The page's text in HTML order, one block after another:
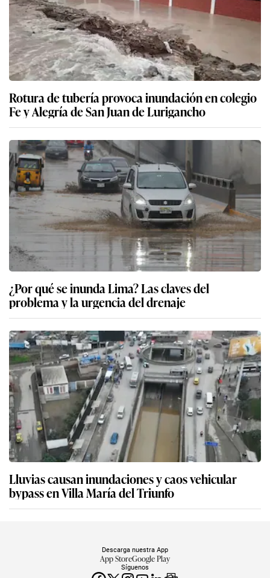
Rotura de tubería provoca inundación en colegio
Fe y Alegría de San Juan de Lurigancho
¿Por qué se inunda Lima? Las claves del
problema y la urgencia del drenaje
Lluvias causan inundaciones y caos vehicular
bypass en Villa María del Triunfo
Síguenos
Descarga nuestra App
App StoreGoogle Play